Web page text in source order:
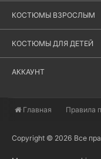
КОСТЮМЫ ВЗРОСЛЫМ
КОСТЮМЫ ДЛЯ ДЕТЕЙ
АККАУНТ
Главная ​Правила
Copyright © 2026 Все